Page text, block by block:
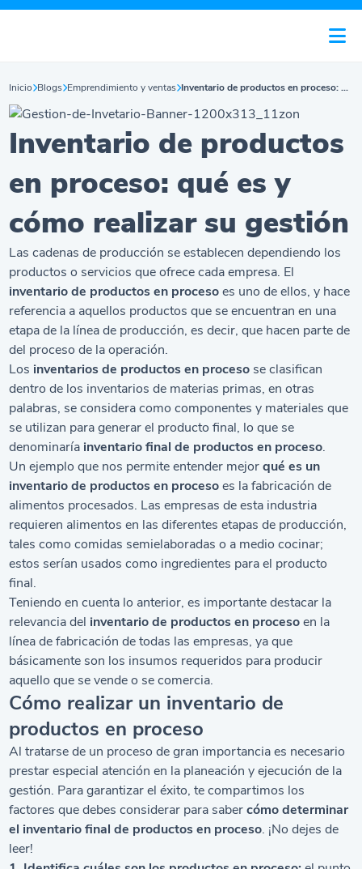
Inicio Blogs Emprendimiento y ventas Inventario de productos en proceso: qué es y cómo realizar su gestión
Inventario de productos
en proceso: qué es y
cómo realizar su gestión
Las cadenas de producción se establecen dependiendo los
productos o servicios que ofrece cada empresa. El
inventario de productos en procesoes uno de ellos, y hace
referencia a aquellos productos que se encuentran en una
etapa de la línea de producción, es decir, que hacen parte de
del proceso de la operación.
Los inventariosde productos en proceso se clasifican
dentro de los inventarios de materias primas, en otras
palabras, se considera como componentes y materiales que
se utilizan para generar el producto final, lo que se
denominaría inventario final de productos en proceso.
Un ejemplo que nos permite entender mejorqué es un
inventario de productos en procesoes la fabricación de
alimentos procesados. Las empresas de esta industria
requieren alimentos en las diferentes etapas de producción,
tales como comidas semielaboradas o a medio cocinar;
estos serían usados como ingredientes para el producto
final.
Teniendo en cuenta lo anterior, es importante destacar la
relevancia del inventario de productos en procesoen la
línea de fabricación de todas las empresas, ya que
básicamente son los insumos requeridos para producir
aquello que se vende o se comercia.
Cómo realizar un inventario de
productos en proceso
Al tratarse de un proceso de gran importancia es necesario
prestar especial atención en la planeación y ejecución de la
gestión. Para garantizar el éxito, te compartimos los
factores que debes considerar para sabercómo determinar
el inventario final de productos en proceso. ¡No dejes de
leer!